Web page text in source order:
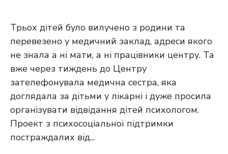
Трьох дітей було вилучено з родини та
перевезено у медичний заклад, адреси якого
не знала а ні мати, а ні працівники центру. Та
вже через тиждень до Центру
зателефонувала медична сестра, яка
доглядала за дітьми у лікарні і дуже просила
організувати відвідання дітей психологом.
Проект з психосоціальної підтримки
постраждалих від...